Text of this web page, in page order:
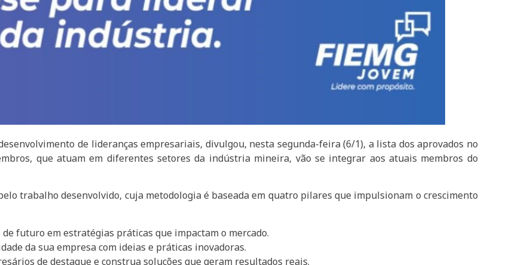
de lideranças empresariais, divulgou, nesta segunda-feira (6/1), a lista dos aprovados no
que atuam em diferentes setores da indústria mineira, vão se integrar aos atuais membros do
trabalho desenvolvido, cuja metodologia é baseada em quatro pilares que impulsionam o crescimento
futuro em estratégias práticas que impactam o mercado.
da sua empresa com ideias e práticas inovadoras.
de destaque e construa soluções que geram resultados reais.